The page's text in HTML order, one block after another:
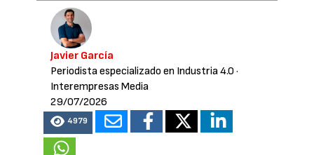
Javier García
Periodista especializado en Industria 4.0 ·
Interempresas Media
29/07/2026
4979